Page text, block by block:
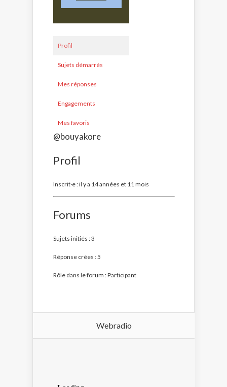
Profil
Sujets démarrés
Mes réponses
Engagements
Mes favoris
@bouyakore
Profil
Inscrit·e : il y a 14 années et 11 mois
Forums
Sujets initiés : 3
Réponse crées : 5
Rôle dans le forum : Participant
Webradio